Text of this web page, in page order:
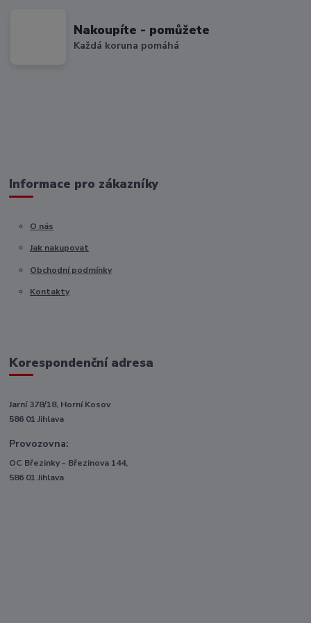
Nakoupíte - pomůžete
Každá koruna pomáhá
Informace pro zákazníky
O nás
Jak nakupovat
Obchodní podmínky
Kontakty
Korespondenční adresa
Jarní 378/18, Horní Kosov
586 01 Jihlava
Provozovna:
OC Březinky - Březinova 144,
586 01 Jihlava